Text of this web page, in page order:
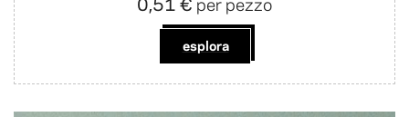
esplora